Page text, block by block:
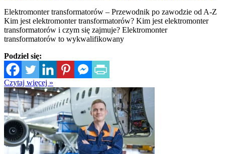
Elektromonter transformatorów – Przewodnik po zawodzie od A-Z
Kim jest elektromonter transformatorów? Kim jest elektromonter
transformatorów i czym się zajmuje? Elektromonter
transformatorów to wykwalifikowany
Podziel się:
Czytaj więcej »